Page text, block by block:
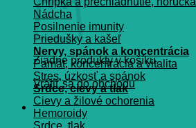
Žiadne produkty v košíku.
Vrátiť sa do obchodu
Nádcha
Posilnenie imunity
Priedušky a kašeľ
Nervy, spánok a koncentrácia
Pamät, koncentrácia a vitalita
Stres, úzkosť a spánok
Srdce, cievy a tlak
Cievy a žilové ochorenia
Hemoroidy
Srdce, tlak